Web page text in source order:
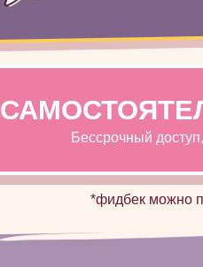
*фидбек можно
Бессрочный